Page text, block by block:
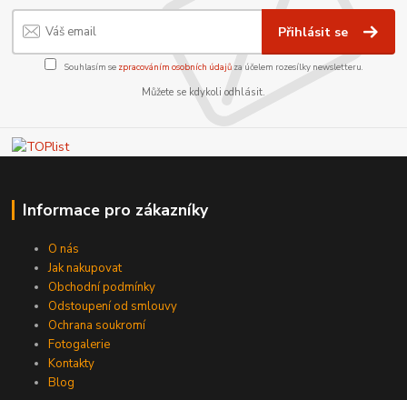
Přihlásit se
Souhlasím se zpracováním osobních údajůza účelem rozesílky newsletteru.
Můžete se kdykoli odhlásit.
Informace pro zákazníky
O nás
Jak nakupovat
Obchodní podmínky
Odstoupení od smlouvy
Ochrana soukromí
Fotogalerie
Kontakty
Blog